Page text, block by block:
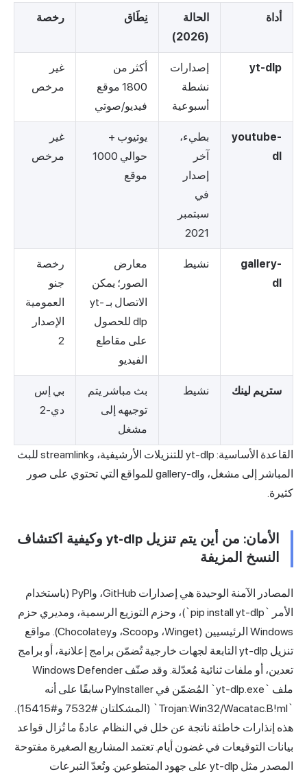
أداة
الحالة
(2026)
نِطَاق رخصة
yt-dlp
إصدارات
نشطة
أسبوعية
أكثر من
1800 موقع
فيديو/صوتي
غير
مرخص
youtube-
dl
بطيء،
آخر
إصدار
في
سبتمبر
2021
يوتيوب +
حوالي 1000
موقع
غير
مرخص
gallery-
dl
نشيط
معارض
الصور؛ يمكن
الاتصال بـ yt-
dlp للحصول
على مقاطع
الفيديو
رخصة
جنو
العمومية
الإصدار
2
ستريم لينك نشيط
بث مباشر يتم
توجيهه إلى
مشغل
بي إس
دي-2
القاعدة الأساسية: yt-dlp للتنزيلات الأرشيفية، وstreamlink للبث
المباشر إلى مشغل، وgallery-dl للمواقع التي تحتوي على صور
كثيرة.
الأمان: من أين يتم تنزيل yt-dlp وكيفية اكتشاف
النسخ المزيفة
المصادر الآمنة الوحيدة هي إصدارات GitHub، وPyPI (باستخدام
الأمر `pip install yt-dlp`)، وحزم التوزيع الرسمية، ومديري حزم
Windows الرئيسيين (Winget، وScoop، وChocolatey). مواقع
تنزيل yt-dlp التابعة لجهات خارجية تُضمّن برامج إعلانية، أو برامج
تعدين، أو ملفات ثنائية مُعدّلة. وقد صنّف Windows Defender
ملف `yt-dlp.exe` المُضمّن في PyInstaller سابقًا على أنه
`Trojan:Win32/Wacatac.B!ml` (المشكلتان #7532 و#15415).
هذه إنذارات خاطئة ناتجة عن خلل في النظام. عادةً ما تُزال قواعد
بيانات التوقيعات في غضون أيام. تعتمد المشاريع الصغيرة مفتوحة
المصدر مثل yt-dlp على جهود المتطوعين. وتُعدّ التبرعات